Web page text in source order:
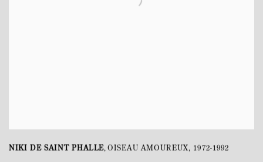
NIKI DE SAINT PHALLE, OISEAU AMOUREUX, 1972-1992